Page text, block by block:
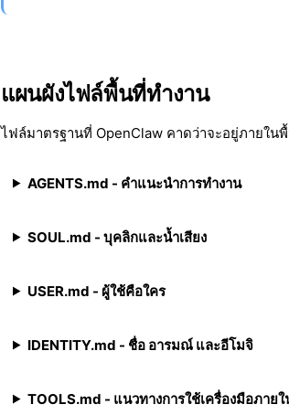
แผนผังไฟล์พื้นที่ทำงาน
ไฟล์มาตรฐานที่ OpenClaw คาดว่าจะอยู่ภายใน
AGENTS.md - คำแนะนำการทำงาน
SOUL.md - บุคลิกและน้ำเสียง
USER.md - ผู้ใช้คือใคร
IDENTITY.md - ชื่อ อารมณ์ และอีโมจิ
TOOLS.md - แนวทางการใช้เครื่องมือภายใ